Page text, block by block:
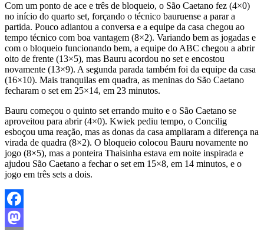
Com um ponto de ace e três de bloqueio, o São Caetano fez (4×0)
no início do quarto set, forçando o técnico bauruense a parar a
partida. Pouco adiantou a conversa e a equipe da casa chegou ao
tempo técnico com boa vantagem (8×2). Variando bem as jogadas e
com o bloqueio funcionando bem, a equipe do ABC chegou a abrir
oito de frente (13×5), mas Bauru acordou no set e encostou
novamente (13×9). A segunda parada também foi da equipe da casa
(16×10). Mais tranquilas em quadra, as meninas do São Caetano
fecharam o set em 25×14, em 23 minutos.
Bauru começou o quinto set errando muito e o São Caetano se
aproveitou para abrir (4×0). Kwiek pediu tempo, o Concilig
esboçou uma reação, mas as donas da casa ampliaram a diferença na
virada de quadra (8×2). O bloqueio colocou Bauru novamente no
jogo (8×5), mas a ponteira Thaisinha estava em noite inspirada e
ajudou São Caetano a fechar o set em 15×8, em 14 minutos, e o
jogo em três sets a dois.
Facebook